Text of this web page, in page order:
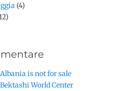
(4)
Albania is not for sale
Bektashi World Center